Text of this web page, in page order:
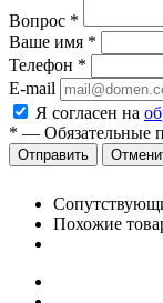
Вопрос *
Ваше имя *
Телефон *
E-mail
Я согласен на
* — Обязательные
Похожие